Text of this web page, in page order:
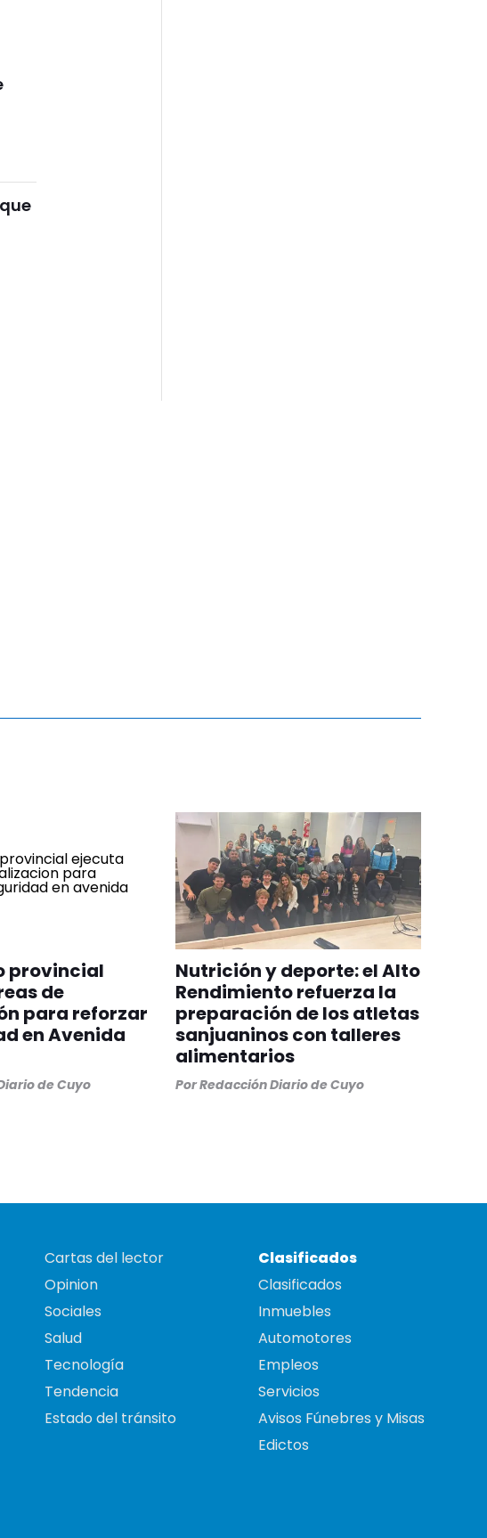
provincial
de
para reforzar
en Avenida
de Cuyo
Nutrición y deporte: el Alto
Rendimiento refuerza la
preparación de los atletas
sanjuaninos con talleres
alimentarios
PorRedacción Diario de Cuyo
Cartas del lector
Opinion
Sociales
Salud
Tecnología
Tendencia
Estado del tránsito
Clasificados
Clasificados
Inmuebles
Automotores
Empleos
Servicios
Avisos Fúnebres y Misas
Edictos